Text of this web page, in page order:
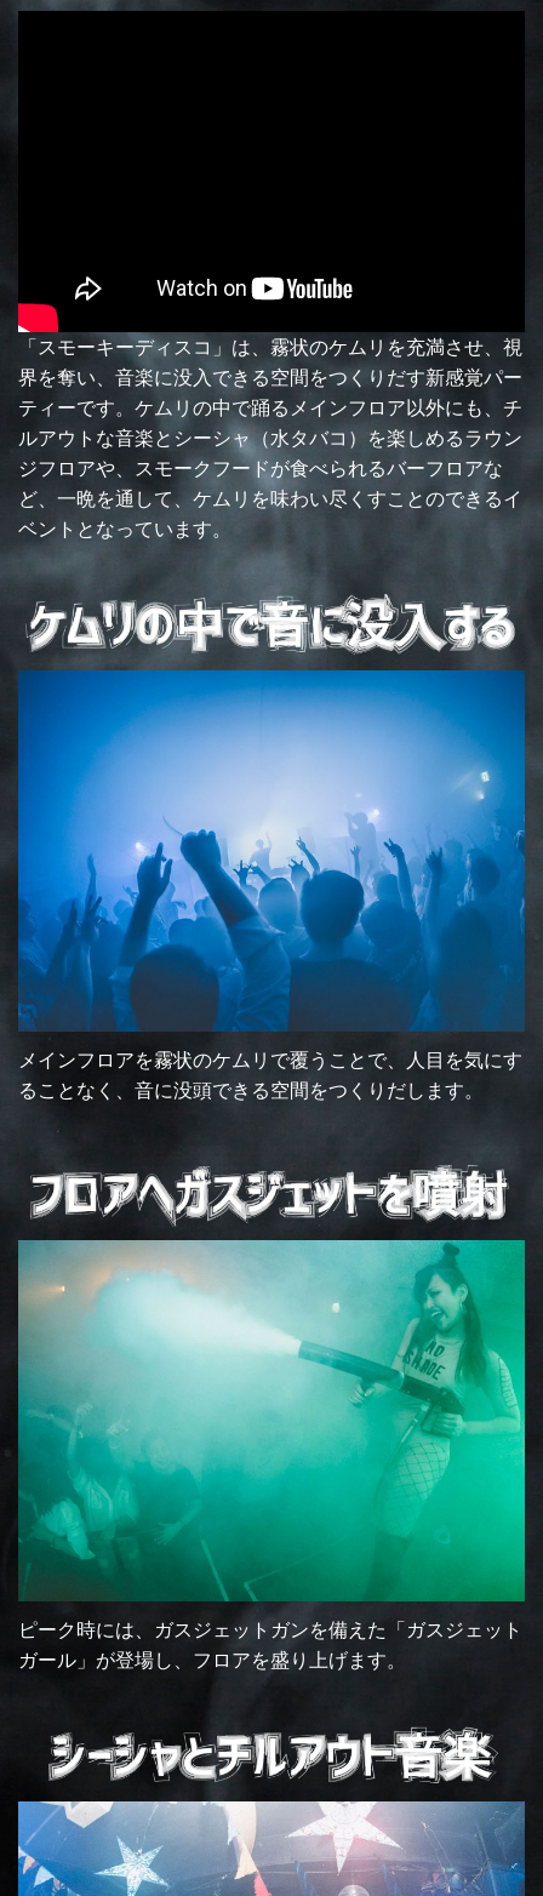
「スモーキーディスコ」は、霧状のケムリを充満させ、視
界を奪い、音楽に没入できる空間をつくりだす新感覚パー
ティーです。ケムリの中で踊るメインフロア以外にも、チ
ルアウトな音楽とシーシャ（水タバコ）を楽しめるラウン
ジフロアや、スモークフードが食べられるバーフロアな
ど、一晩を通して、ケムリを味わい尽くすことのできるイ
ベントとなっています。
メインフロアを霧状のケムリで覆うことで、人目を気にす
ることなく、音に没頭できる空間をつくりだします。
ピーク時には、ガスジェットガンを備えた「ガスジェット
ガール」が登場し、フロアを盛り上げます。